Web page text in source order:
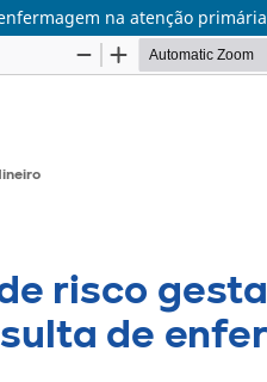
na atenção primária